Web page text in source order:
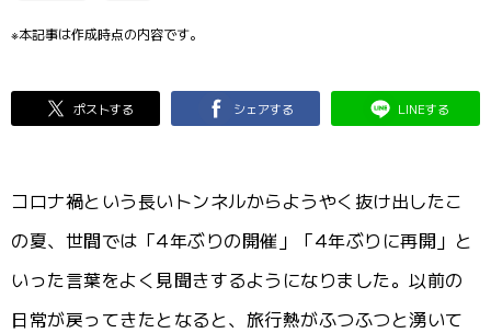
※本記事は作成時点の内容です。
ポストする シェアする LINEする
コロナ禍という長いトンネルからようやく抜け出したこ
の夏、世間では「4年ぶりの開催」「4年ぶりに再開」と
いった言葉をよく見聞きするようになりました。以前の
日常が戻ってきたとなると、旅行熱がふつふつと湧いて